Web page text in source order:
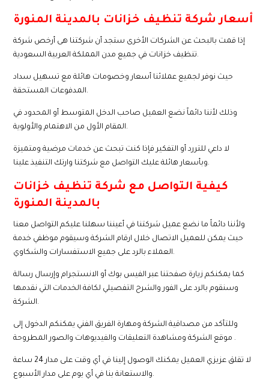
أسعار شركة تنظيف خزانات بالمدينة المنورة
إذا قمت بالبحث عن الشركات الأخرى ستجد أن شركتنا هى أرخص شركة
تنظيف خزانات في جميع مدن المملكة العربية السعودية.
حيث نوفر لجميع عملائنا أسعار وخصومات هائلة مع تسهيل سداد
المدفوعات المستحقة.
وذلك لأننا دائماً نضع العميل صاحب الدخل المتوسط أو المحدود في
المقام الأول من الاهتمام والأولوية.
لا داعي للتررد أو التفكير فإذا كنت تبحث عن خدمات مرضية ومتميزة
وبأسعار هائلة عليك التواصل مع شركتنا وارتك التنفيذ علينا.
كيفية التواصل مع شركة تنظيف خزانات
بالمدينة المنورة
ولأننا دائماً ما نضع عميل شركتنا في أعيننا سهلنا عليكم التواصل معنا
حيث يمكن للعميل الاتصال خلال ارقام الشركة وسيقوم موظفي خدمة
العملاء بالرد على جميع الاستفسارات والشكاوي.
كما يمكنكم زيارة صفحتنا عبر الفيس بوك أو الانستجرام وإرسال رسالة
وسنقوم بالرد على الفور والشرح التفصيلي لكافة الخدمات التي نقدمها
الشركة.
وللتأكد من مصداقية الشركة ومهارة الفريق الفني يمكنكم الدخول إلى
موقع الشركة ومشاهدة التعليقات والفيديوهات والصور المطروحة .
لا تقلق عزيزي العميل يمكنك الوصول إلينا في أي وقت على مدار 24 ساعة
والاستعانة بنا في أي يوم على مدار الأسبوع.